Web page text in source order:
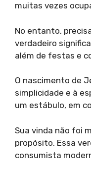
muitas vezes
No entanto,
verdadeiro
além de festas e
O nascimento de
simplicidade e à
um estábulo, em
Sua vinda não foi
propósito. Essa
consumista